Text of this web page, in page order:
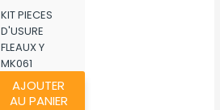
KIT PIECES
D'USURE
FLEAUX Y
MK061
AJOUTER
AU PANIER